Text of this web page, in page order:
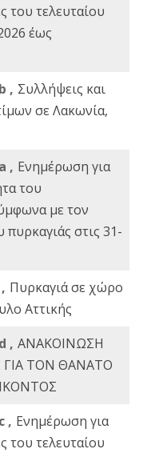
του τελευταίου
έως
, Συλλήψεις και
σε Λακωνία,
, Ενημέρωση για
του
με τον
στις 31-
Πυρκαγιά σε χώρο
Αττικής
, ΑΝΑΚΟΙΝΩΣΗ
ΤΟΝ ΘΑΝΑΤΟ
, Ενημέρωση για
του τελευταίου